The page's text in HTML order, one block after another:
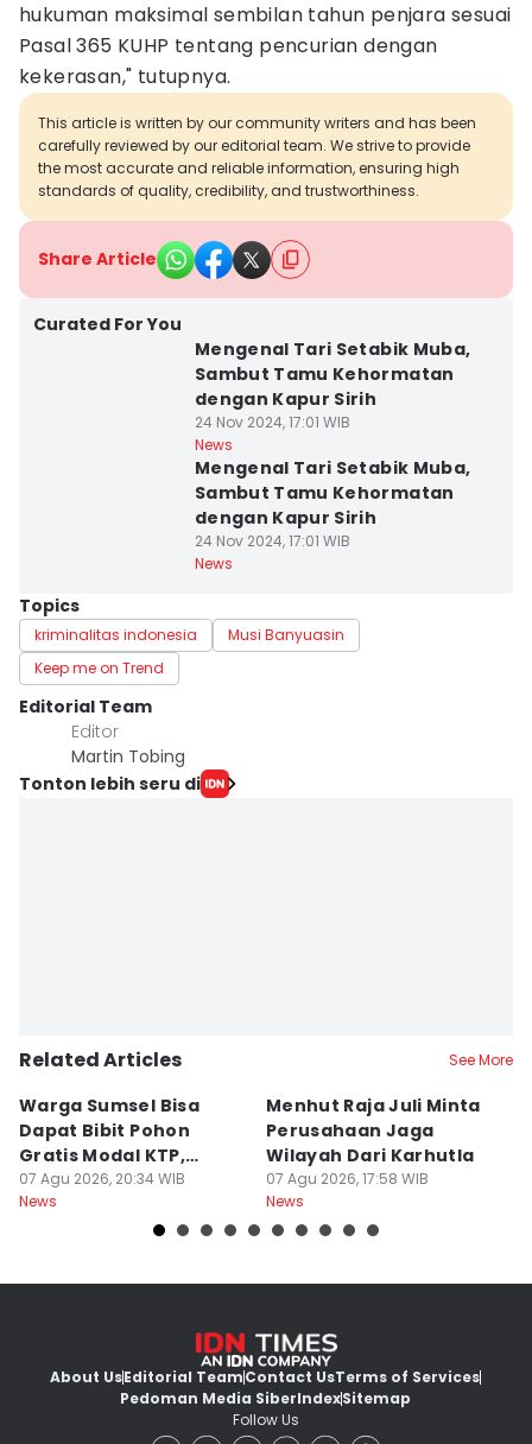
hukuman maksimal sembilan tahun penjara sesuai
Pasal 365 KUHP tentang pencurian dengan
kekerasan," tutupnya.
This article is written by our community writers and has been
carefully reviewed by our editorial team. We strive to provide
the most accurate and reliable information, ensuring high
standards of quality, credibility, and trustworthiness.
Share Article
Curated For You
Mengenal Tari Setabik Muba,
Sambut Tamu Kehormatan
dengan Kapur Sirih
24 Nov 2024, 17:01 WIB
News
Mengenal Tari Setabik Muba,
Sambut Tamu Kehormatan
dengan Kapur Sirih
24 Nov 2024, 17:01 WIB
News
Topics
kriminalitas indonesia
Musi Banyuasin
Keep me on Trend
Editorial Team
Editor
Martin Tobing
Tonton lebih seru di
Related Articles See More
Warga Sumsel Bisa
Dapat Bibit Pohon
Gratis Modal KTP,
Menhut Beberkan
Caranya
07 Agu 2026, 20:34 WIB
News
Menhut Raja Juli Minta
Perusahaan Jaga
Wilayah Dari Karhutla
07 Agu 2026, 17:58 WIB
News
About UsEditorial TeamContact UsTerms of Services
Pedoman Media SiberIndexSitemap
Follow Us